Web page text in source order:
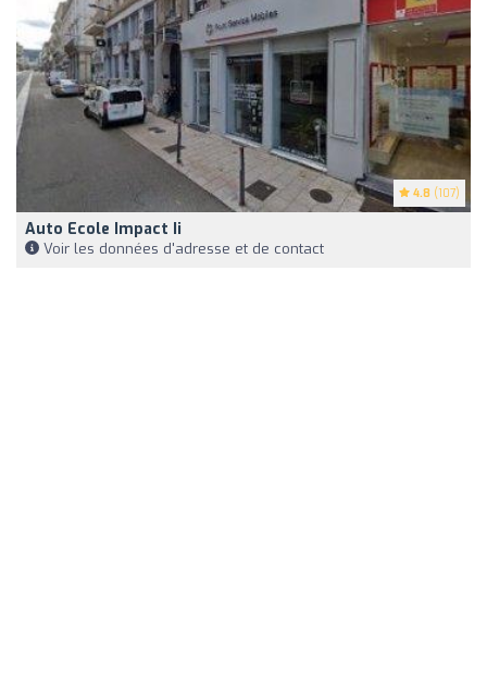
4.8 (107)
Auto Ecole Impact Ii
Voir les données d'adresse et de contact